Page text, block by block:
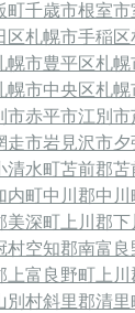
町千歳市根室市
区札幌市手稲区
幌市豊平区札幌
幌市中央区札幌
市赤平市江別市
走市岩見沢市
清水町苫前郡苫
内町中川郡中川
美深町 上川郡
村空知郡南富
上富良野町 上
別村斜里郡清里